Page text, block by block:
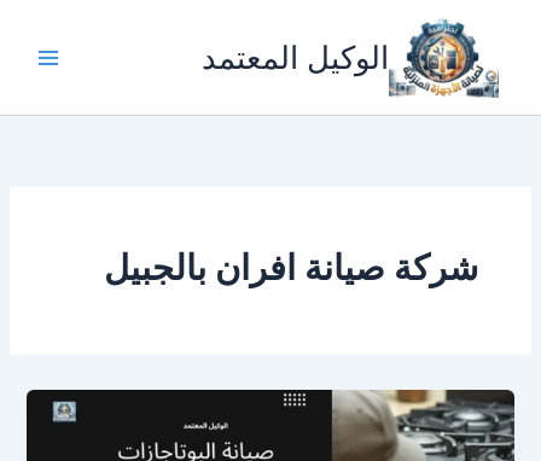
المحتوى
الوكيل المعتمد
شركة صيانة افران بالجبيل